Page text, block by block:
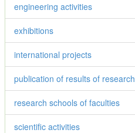
engineering activities
exhibitions
international projects
publication of results of research
research schools of faculties
scientific activities